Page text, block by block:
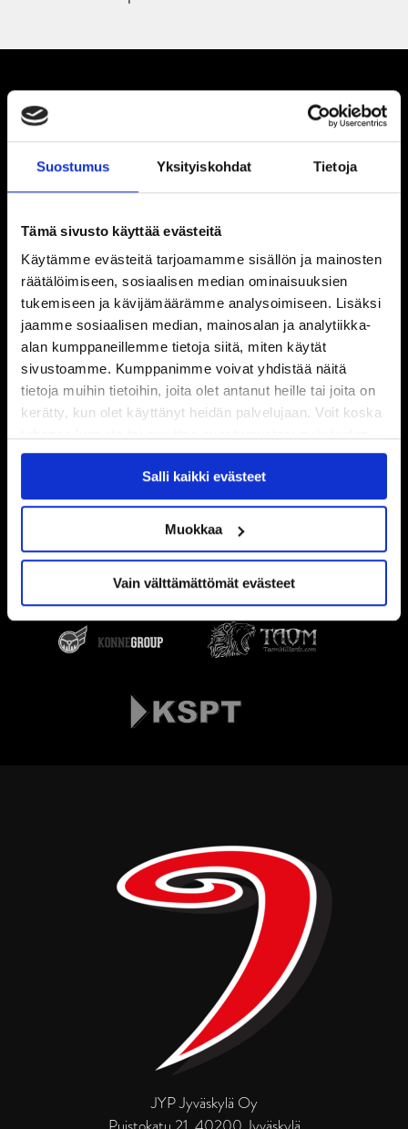
Suostumus Yksityiskohdat Tietoja
Tämä sivusto käyttää evästeitä
Käytämme evästeitä tarjoamamme sisällön ja mainosten
räätälöimiseen, sosiaalisen median ominaisuuksien
tukemiseen ja kävijämäärämme analysoimiseen. Lisäksi
jaamme sosiaalisen median, mainosalan ja analytiikka-
alan kumppaneillemme tietoja siitä, miten käytät
sivustoamme. Kumppanimme voivat yhdistää näitä
tietoja muihin tietoihin, joita olet antanut heille tai joita on
kerätty, kun olet käyttänyt heidän palvelujaan. Voit koska
käytöstäEvästeet-sivultamme.
Salli kaikki evästeet
Muokkaa
Vain välttämättömät evästeet
JYP Jyväskylä Oy